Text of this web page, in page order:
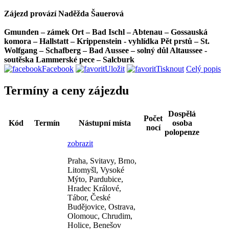
Zájezd provází Naděžda Šauerová
Gmunden – zámek Ort – Bad Ischl – Abtenau – Gossauská
komora – Hallstatt – Krippenstein - vyhlídka Pět prstů – St.
Wolfgang – Schafberg – Bad Aussee – solný důl Altaussee -
soutěska Lammerské pece – Salcburk
Facebook
Uložit Tisknout Celý popis
Termíny a ceny zájezdu
Kód Termín Nástupní místa
Počet
nocí
Dospělá
osoba
polopenze
zobrazit
Praha, Svitavy, Brno,
Litomyšl, Vysoké
Mýto, Pardubice,
Hradec Králové,
Tábor, České
Budějovice, Ostrava,
Olomouc, Chrudim,
Holice, Benešov